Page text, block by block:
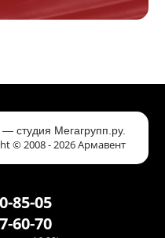
— студия Мегагрупп.ру.
© 2008 - 2026 Армавент
85-05
60-70